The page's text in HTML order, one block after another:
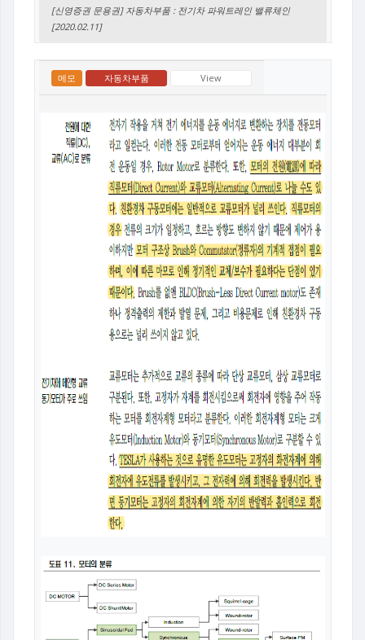
[신영증권 문용권] 자동차부품 : 전기차 파워트레인 밸류체인
[2020.02.11]
메모 자동차부품 View